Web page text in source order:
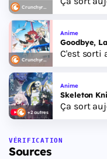
Crunchyroll
Crunchyroll
Anime
Goodbye,
C'est sorti
+2 autres
Anime
Skeleton
Ça sort
VÉRIFICATION
Sources